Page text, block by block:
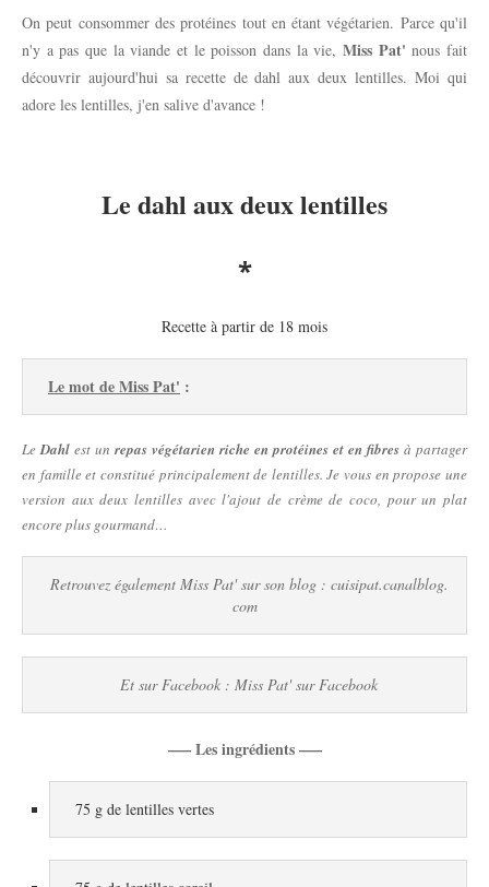
On peut consommer des protéines tout en étant végétarien. Parce qu'il
n'y a pas que la viande et le poisson dans la vie, Miss Pat' nous fait
découvrir aujourd'hui sa recette de dahl aux deux lentilles. Moi qui
adore les lentilles, j'en salive d'avance !
Le dahl aux deux lentilles
*
Recette à partir de 18 mois
Le mot de Miss Pat' :
LeDahl est un repas végétarien riche en protéines et en fibres à partager
en famille et constitué principalement de lentilles. Je vous en propose une
version aux deux lentilles avec l'ajout de crème de coco, pour un plat
encore plus gourmand…
Retrouvez également Miss Pat' sur son blog : cuisipat.canalblog.
com
Et sur Facebook : Miss Pat' sur Facebook
—– Les ingrédients —–
75 g de lentilles vertes